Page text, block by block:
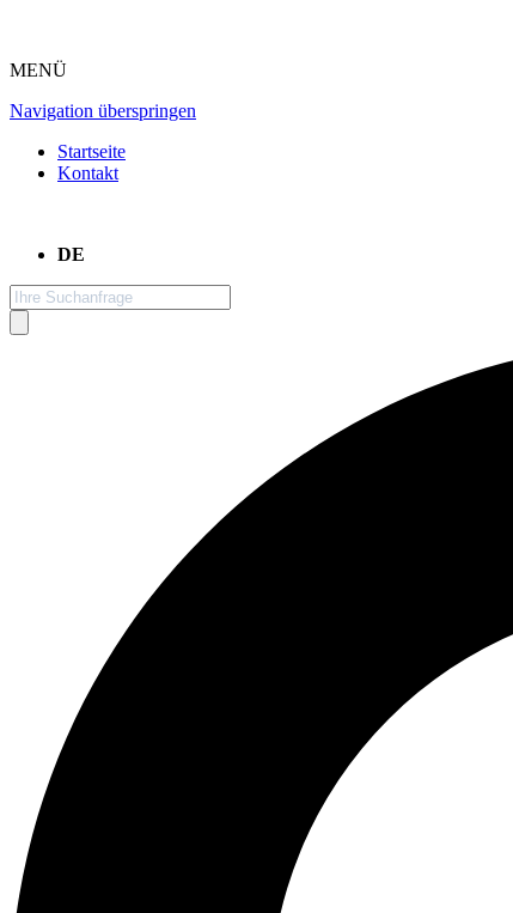
MENÜ
Navigation überspringen
Startseite
Kontakt
DE